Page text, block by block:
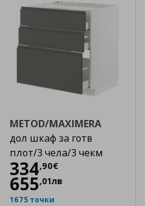
METOD/MAXIMERA
дол шкаф за готв
плот/3 чела/3 чекм
334,90€
Цена
655,01лв
1675 точки